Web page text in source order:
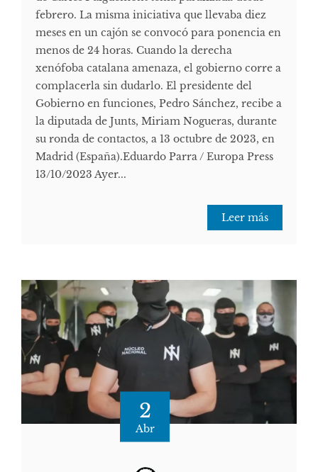
febrero. La misma iniciativa que llevaba diez
meses en un cajón se convocó para ponencia en
menos de 24 horas. Cuando la derecha
xenófoba catalana amenaza, el gobierno corre a
complacerla sin dudarlo. El presidente del
Gobierno en funciones, Pedro Sánchez, recibe a
la diputada de Junts, Miriam Nogueras, durante
su ronda de contactos, a 13 octubre de 2023, en
Madrid (España).Eduardo Parra / Europa Press
13/10/2023 Ayer...
Leer más
2
Abr